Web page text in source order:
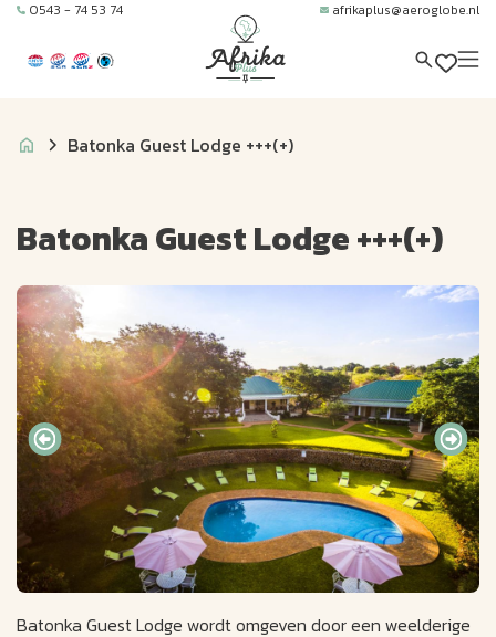
0543 - 74 53 74 afrikaplus@aeroglobe.nl
Batonka Guest Lodge +++(+)
Batonka Guest Lodge +++(+)
Batonka Guest Lodge wordt omgeven door een weelderige